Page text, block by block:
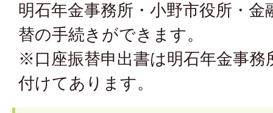
明石年金事務所・小野市役所・
替の手続きができます。
※口座振替申出書は明石年金事務
付けてあります。